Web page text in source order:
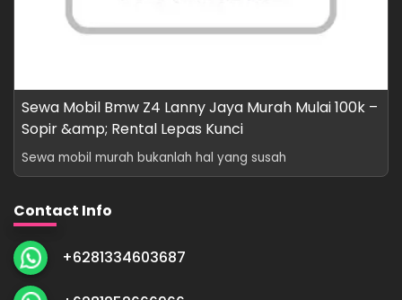
Sewa Mobil Bmw Z4 Lanny Jaya Murah Mulai 100k –
Sopir &amp; Rental Lepas Kunci
Sewa mobil murah bukanlah hal yang susah
Contact Info
+6281334603687